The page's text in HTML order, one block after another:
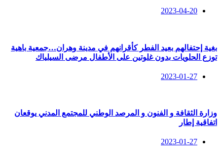
2023-04-20
بغية إحتفالهم بعيد الفطر كأقرانهم في مدينة وهران…جمعية باهية
توزع الحلويات بدون غلوتين على الأطفال مرضى السيلياك
2023-01-27
وزارة الثقافة و الفنون و المرصد الوطني للمجتمع المدني يوقعان
اتفاقية إطار
2023-01-27